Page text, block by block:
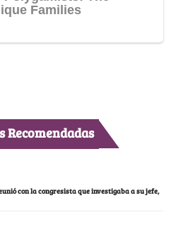
Recomendadas
con la congresista que investigaba a su jefe,